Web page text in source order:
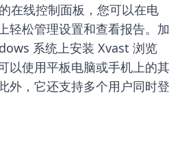
SDK
量加密工具（开源）
在线控制面板，您可以在电
轻松管理设置和查看报告。加
系统上安装 Xvast 浏览
以使用平板电脑或手机上的其
外，它还支持多个用户同时登